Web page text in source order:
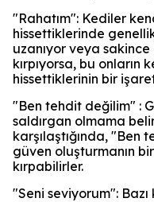
"Rahatım": Kediler
hissettiklerinde
uzanıyor veya
kırpıyorsa, bu onların
hissettiklerinin bir
"Ben tehdit değilim" :
saldırgan olmama
karşılaştığında, "Ben
güven oluşturmanın
kırpabilirler.
"Seni seviyorum":